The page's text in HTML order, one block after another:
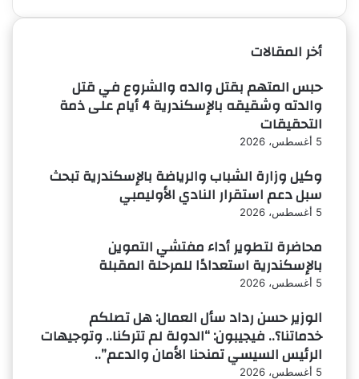
أخر المقالات
حبس المتهم بقتل والده والشروع في قتل
والدته وشقيقه بالإسكندرية 4 أيام على ذمة
التحقيقات
5 أغسطس، 2026
وكيل وزارة الشباب والرياضة بالإسكندرية تبحث
سبل دعم استقرار النادي الأوليمبي
5 أغسطس، 2026
محاضرة لتطوير أداء مفتشي التموين
بالإسكندرية استعدادًا للمرحلة المقبلة
5 أغسطس، 2026
الوزير حسن رداد سأل العمال: هل تصلكم
خدماتنا؟.. فيجيبون: “الدولة لم تتركنا.. وتوجيهات
الرئيس السيسي تمنحنا الأمان والدعم”..
5 أغسطس، 2026